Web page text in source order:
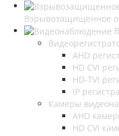
Взрывозащищенное
AHD
HD CVI
HD-TVI
IP
Камеры
AHD
HD CVI